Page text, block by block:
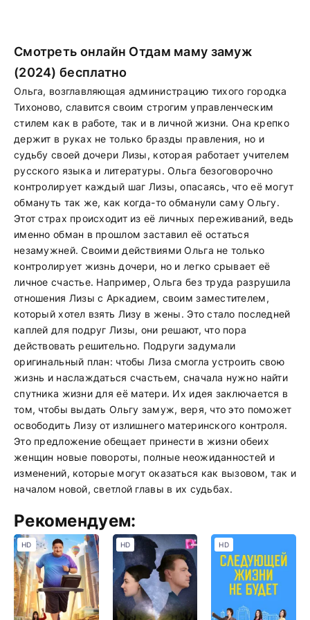
Смотреть онлайн Отдам маму замуж
(2024) бесплатно
Ольга, возглавляющая администрацию тихого городка
Тихоново, славится своим строгим управленческим
стилем как в работе, так и в личной жизни. Она крепко
держит в руках не только бразды правления, но и
судьбу своей дочери Лизы, которая работает учителем
русского языка и литературы. Ольга безоговорочно
контролирует каждый шаг Лизы, опасаясь, что её могут
обмануть так же, как когда-то обманули саму Ольгу.
Этот страх происходит из её личных переживаний, ведь
именно обман в прошлом заставил её остаться
незамужней. Своими действиями Ольга не только
контролирует жизнь дочери, но и легко срывает её
личное счастье. Например, Ольга без труда разрушила
отношения Лизы с Аркадием, своим заместителем,
который хотел взять Лизу в жены. Это стало последней
каплей для подруг Лизы, они решают, что пора
действовать решительно. Подруги задумали
оригинальный план: чтобы Лиза смогла устроить свою
жизнь и наслаждаться счастьем, сначала нужно найти
спутника жизни для её матери. Их идея заключается в
том, чтобы выдать Ольгу замуж, веря, что это поможет
освободить Лизу от излишнего материнского контроля.
Это предложение обещает принести в жизни обеих
женщин новые повороты, полные неожиданностей и
изменений, которые могут оказаться как вызовом, так и
началом новой, светлой главы в их судьбах.
Рекомендуем:
HD HD HD